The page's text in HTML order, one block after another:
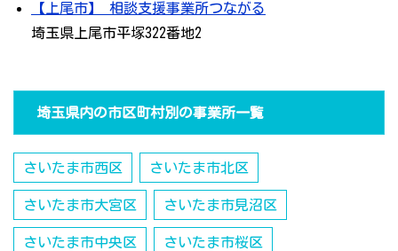
【上尾市】 相談支援事業所つながる
埼玉県上尾市平塚322番地2
埼玉県内の市区町村別の事業所一覧
さいたま市西区 さいたま市北区
さいたま市大宮区 さいたま市見沼区
さいたま市中央区 さいたま市桜区